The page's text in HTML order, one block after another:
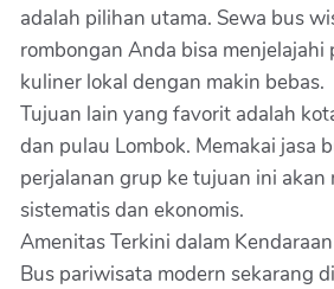
adalah pilihan utama. Sewa bus
rombongan Anda bisa menjelajahi
kuliner lokal dengan makin bebas.
Tujuan lain yang favorit adalah
dan pulau Lombok. Memakai jasa
perjalanan grup ke tujuan ini akan
sistematis dan ekonomis.
Amenitas Terkini dalam
Bus pariwisata modern sekarang